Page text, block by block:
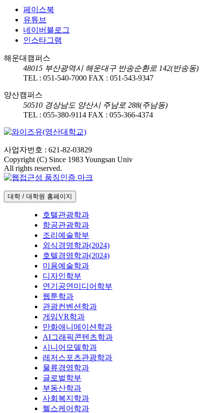
페이스북
유튜브
네이버블로그
인스타그램
해운대캠퍼스
48015 부산광역시 해운대구 반송순환로 142(반송동)
TEL : 051-540-7000 FAX : 051-543-9347
양산캠퍼스
50510 경상남도 양산시 주남로 288(주남동)
TEL : 055-380-9114 FAX : 055-366-4374
사업자번호 : 621-82-03829
Copyright (C) Since 1983 Youngsan Univ
All rights reserved.
대학 / 대학원 홈페이지
호텔관광학과
항공관광학과
조리예술학부
외식경영학과(2024)
호텔경영학과(2024)
미용예술학과
디자인학부
연기공연미디어학부
웹툰학과
관광컨벤션학과
게임VR학과
만화애니메이션학과
AI그래픽콘텐츠학과
시니어모델학과
레저스포츠관광학과
물류경영학과
글로벌학부
부동산학과
사회복지학과
헬스케어학과